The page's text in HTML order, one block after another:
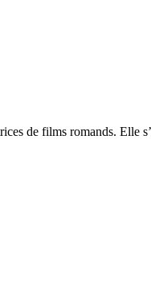
de films romands. Elle